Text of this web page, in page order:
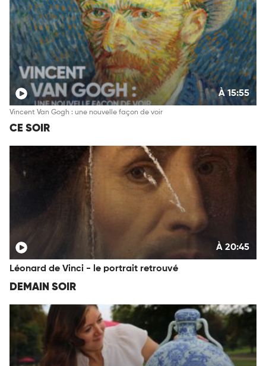
À 15:55
Vincent Van Gogh : une nouvelle façon de voir
CE SOIR
À 20:45
Léonard de Vinci - le portrait retrouvé
DEMAIN SOIR